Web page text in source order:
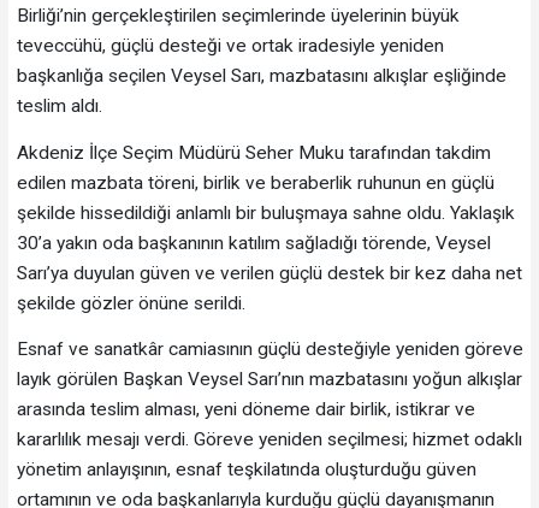
Birliği’nin gerçekleştirilen seçimlerinde üyelerinin büyük
teveccühü, güçlü desteği ve ortak iradesiyle yeniden
başkanlığa seçilen Veysel Sarı, mazbatasını alkışlar eşliğinde
teslim aldı.
Akdeniz İlçe Seçim Müdürü Seher Muku tarafından takdim
edilen mazbata töreni, birlik ve beraberlik ruhunun en güçlü
şekilde hissedildiği anlamlı bir buluşmaya sahne oldu. Yaklaşık
30’a yakın oda başkanının katılım sağladığı törende, Veysel
Sarı’ya duyulan güven ve verilen güçlü destek bir kez daha net
şekilde gözler önüne serildi.
Esnaf ve sanatkâr camiasının güçlü desteğiyle yeniden göreve
layık görülen Başkan Veysel Sarı’nın mazbatasını yoğun alkışlar
arasında teslim alması, yeni döneme dair birlik, istikrar ve
kararlılık mesajı verdi. Göreve yeniden seçilmesi; hizmet odaklı
yönetim anlayışının, esnaf teşkilatında oluşturduğu güven
ortamının ve oda başkanlarıyla kurduğu güçlü dayanışmanın